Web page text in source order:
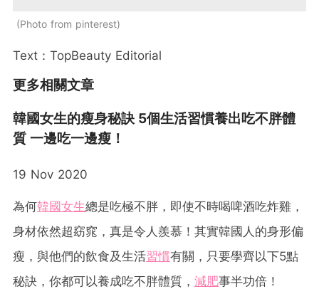
Photo from pinterest
Text：TopBeauty Editorial
更多相關文章
韓國女生的瘦身秘訣 5個生活習慣養出吃不胖體
質 一邊吃一邊瘦！
19 Nov 2020
為何韓國女生總是吃極不胖，即使不時喝啤酒吃炸雞，
身材依然超窈窕，真是令人羨慕！其實韓國人的身形偏
瘦，與他們的飲食及生活習慣有關，只要學齊以下5點
秘訣，你都可以養成吃不胖體質， 減肥事半功倍！